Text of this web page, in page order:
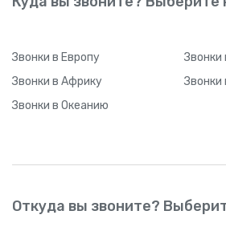
Звонки в Европу Звонки
Звонки в Африку Звонки
Звонки в Океанию
Откуда вы звоните?